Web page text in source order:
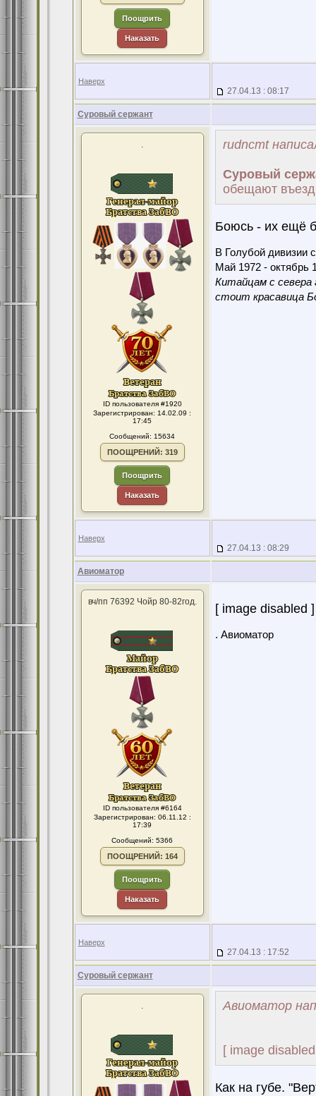
Поощрить
Наказать
Наверх
27.04.13 : 08:17
Суровый сержант
.
ID пользователя #1920
Зарегистрирован: 14.02.09 :
17:45
Сообщений: 15634
ПООЩРЕНИЙ: 319
Поощрить
Наказать
rudncmt
Суровый
обещают въезд
Боюсь - их ещё
В Голубой дивизии
Май 1972 - октябрь
Китайцам с севера
стоит красавица
Наверх
27.04.13 : 08:29
Авиоматор
вч/пп 76392 Чойр 80-82год.
ID пользователя #6164
Зарегистрирован: 06.11.12 :
17:39
Сообщений: 5366
ПООЩРЕНИЙ: 164
Поощрить
Наказать
[ image disabled ]
. Авиоматор
Наверх
27.04.13 : 17:52
Суровый сержант
. Авиоматор
[ image
Как на губе.